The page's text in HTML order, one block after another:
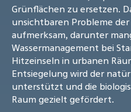
Grünflächen zu ersetzen.
unsichtbaren Probleme
aufmerksam, darunter
Wassermanagement bei
Hitzeinseln in urbanen
Entsiegelung wird der
unterstützt und die
Raum gezielt gefördert.